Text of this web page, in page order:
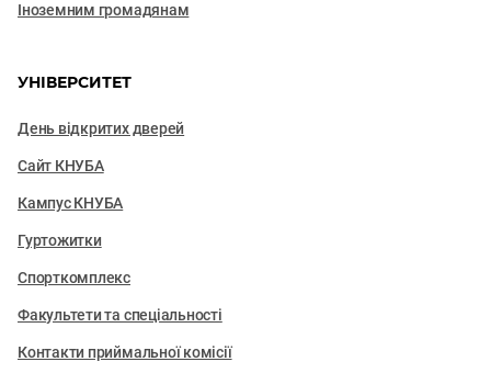
Іноземним громадянам
УНІВЕРСИТЕТ
День відкритих дверей
Сайт КНУБА
Кампус КНУБА
Гуртожитки
Спорткомплекс
Факультети та cпеціальності
Контакти приймальної комісії